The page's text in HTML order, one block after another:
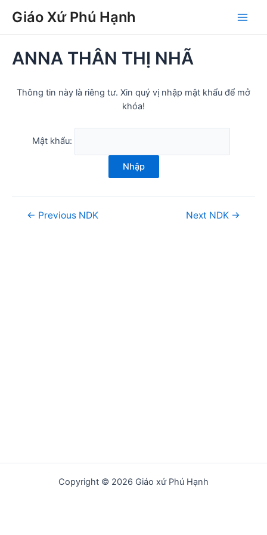
Giáo Xứ Phú Hạnh
Main
ANNA THÂN THỊ NHÃ
Thông tin này là riêng tư. Xin quý vị nhập mật khẩu để mở
khóa!
Mật khẩu:
Nhập
navigation
← Previous NDK Next NDK →
Copyright © 2026 Giáo xứ Phú Hạnh